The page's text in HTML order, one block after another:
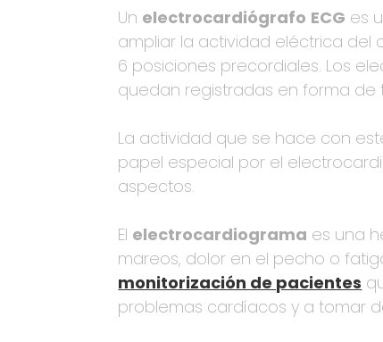
Un electrocardiógrafo ECG es
ampliar la actividad eléctrica del
6 posiciones precordiales. Los
quedan registradas en forma
La actividad que se hace con
papel especial por el
aspectos.
El electrocardiograma es una
mareos, dolor en el pecho o
monitorización de pacientes
problemas cardíacos y a tomar